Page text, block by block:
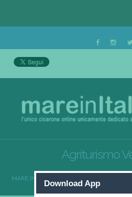
Agriturismo
MARE IN ITALIA
Download App